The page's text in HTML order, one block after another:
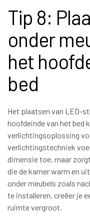
Tip 8:
onder
het
bed
Het plaatsen van LED-
hoofdeinde van het bed
verlichtingsoplossing
verlichtingstechniek
dimensie toe, maar
die de kamer warm en
onder meubels zoals
te installeren, creëer je
ruimte vergroot.